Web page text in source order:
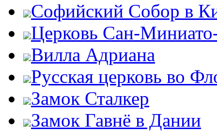
Софийский Собор в
Церковь Сан-
Вилла Адриана
Русская церковь во
Замок Сталкер
Замок Гавнё в Дании